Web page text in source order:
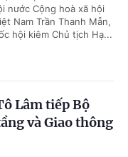
nước Cộng hoà xã hội
Nam Trần Thanh Mẫn,
hội kiêm Chủ tịch Hạ...
Lâm tiếp Bộ
và Giao thông